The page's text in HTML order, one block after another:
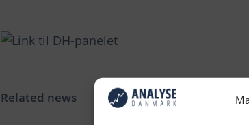
Related news